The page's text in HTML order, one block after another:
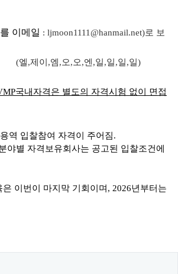
이메일 : ljmoon1111@hanmail.net)로 보
엘,제이 ,엠,오,오,엔 ,일,일,일,일)
국내자격은 별도의 자격시험 없이 면접
용역 입찰참여 자격이 주어짐.
야별 자격보유회사는 공고된 입찰조건에
은 이번이 마지막 기회이며 , 2026년부터는